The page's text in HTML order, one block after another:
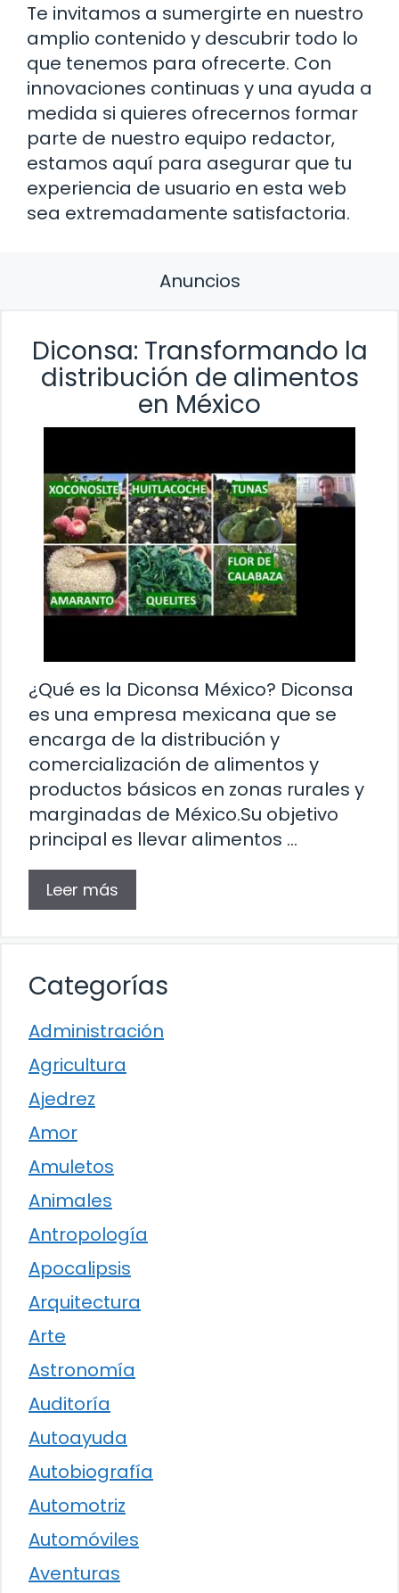
Te invitamos a sumergirte en nuestro
amplio contenido y descubrir todo lo
que tenemos para ofrecerte. Con
innovaciones continuas y una ayuda a
medida si quieres ofrecernos formar
parte de nuestro equipo redactor,
estamos aquí para asegurar que tu
experiencia de usuario en esta web
sea extremadamente satisfactoria.
Anuncios
Diconsa: Transformando la
distribución de alimentos
en México
¿Qué es la Diconsa México? Diconsa
es una empresa mexicana que se
encarga de la distribución y
comercialización de alimentos y
productos básicos en zonas rurales y
marginadas de México.Su objetivo
principal es llevar alimentos …
Leer más
Categorías
Administración
Agricultura
Ajedrez
Amor
Amuletos
Animales
Antropología
Apocalipsis
Arquitectura
Arte
Astronomía
Auditoría
Autoayuda
Autobiografía
Automotriz
Automóviles
Aventuras